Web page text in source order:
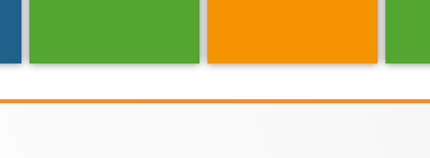
Víte, že jako škola